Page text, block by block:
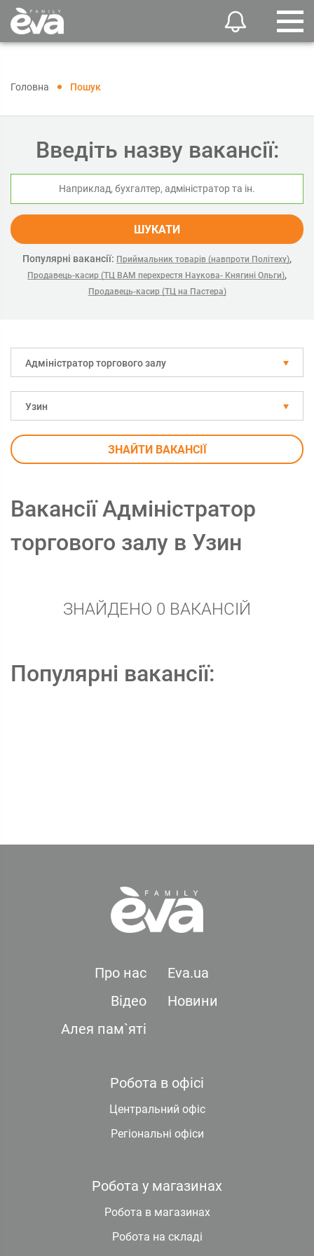
Головна Пошук
Введіть назву вакансії:
ШУКАТИ
Популярні вакансії: Приймальник товарів (навпроти Політеху),
Продавець-касир (ТЦ ВАМ перехрестя Наукова- Княгині Ольги),
Продавець-касир (ТЦ на Пастера)
Адміністратор торгового залу
Узин
ЗНАЙТИ ВАКАНСІЇ
Вакансії Адміністратор
торгового залу в Узин
ЗНАЙДЕНО 0 ВАКАНСІЙ
Популярні вакансії:
Про нас
Eva.ua
Відео
Новини
Алея пам`яті
Робота в офісі
Центральний офіс
Регіональні офіси
Робота у магазинах
Робота в магазинах
Робота на складі